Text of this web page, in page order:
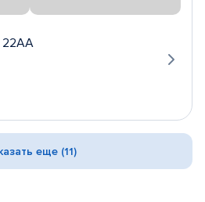
22АА
еще (11)